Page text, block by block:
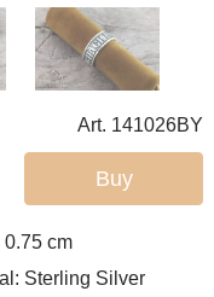
Art. 141026BY
Buy
0.75cm
Sterling Silver